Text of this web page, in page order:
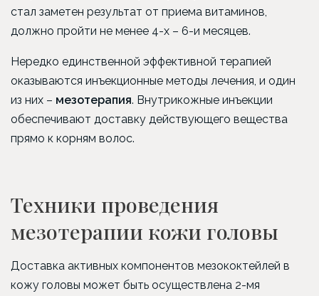
стал заметен результат от приема витаминов,
должно пройти не менее 4-х – 6-и месяцев.
Нередко единственной эффективной терапией
оказываются инъекционные методы лечения, и один
из них – мезотерапия. Внутрикожные инъекции
обеспечивают доставку действующего вещества
прямо к корням волос.
Техники проведения
мезотерапии кожи головы
Доставка активных компонентов мезококтейлей в
кожу головы может быть осуществлена 2-мя